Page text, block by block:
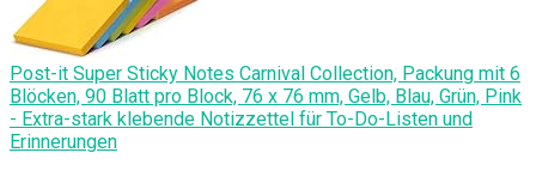
Post-it Super Sticky Notes Carnival Collection, Packung mit 6
Blöcken, 90 Blatt pro Block, 76 x 76 mm, Gelb, Blau, Grün, Pink
- Extra-stark klebende Notizzettel für To-Do-Listen und
Erinnerungen